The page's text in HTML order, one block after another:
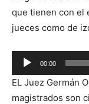
audio
que tienen con el
jueces como de
Reproductor
de
audio
00:00
EL Juez Germán
magistrados son